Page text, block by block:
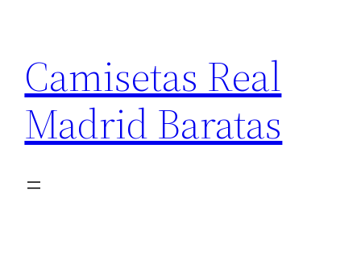
contenido
Camisetas Real
Madrid Baratas